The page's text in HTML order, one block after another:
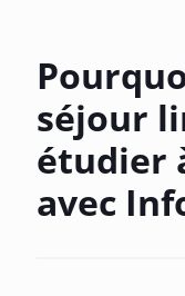
séjour
étudier
avec